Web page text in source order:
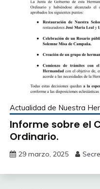
Actualidad de Nuestra
Informe sobre el
Ordinario.
29 marzo, 2025